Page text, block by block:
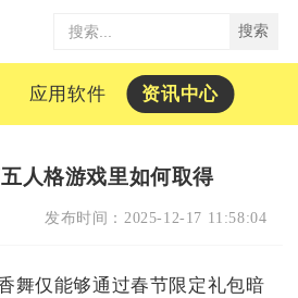
搜索
应用软件 资讯中心
人格游戏里如何取得
发布时间： 2025-12-17 11:58:04
舞仅能够通过春节限定礼包暗